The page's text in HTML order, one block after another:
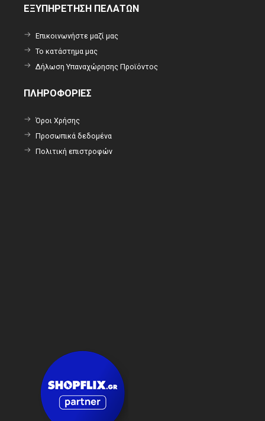
ΕΞΥΠΗΡΕΤΗΣΗ ΠΕΛΑΤΩΝ
Επικοινωνήστε μαζί μας
Το κατάστημα μας
Δήλωση Υπαναχώρησης Προϊόντος
ΠΛΗΡΟΦΟΡΙΕΣ
Όροι Χρήσης
Προσωπικά δεδομένα
Πολιτική επιστροφών